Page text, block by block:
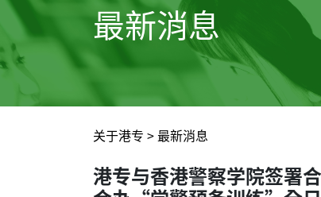
最新消息
关于港专 > 最新消息
港专与香港警察学院签署